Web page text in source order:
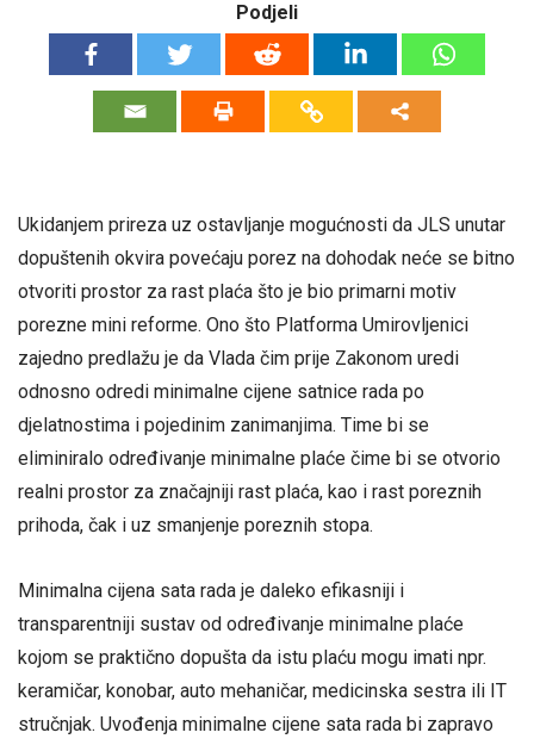
Podjeli
Ukidanjem prireza uz ostavljanje mogućnosti da JLS unutar
dopuštenih okvira povećaju porez na dohodak neće se bitno
otvoriti prostor za rast plaća što je bio primarni motiv
porezne mini reforme. Ono što Platforma Umirovljenici
zajedno predlažu je da Vlada čim prije Zakonom uredi
odnosno odredi minimalne cijene satnice rada po
djelatnostima i pojedinim zanimanjima. Time bi se
eliminiralo određivanje minimalne plaće čime bi se otvorio
realni prostor za značajniji rast plaća, kao i rast poreznih
prihoda, čak i uz smanjenje poreznih stopa.
Minimalna cijena sata rada je daleko efikasniji i
transparentniji sustav od određivanje minimalne plaće
kojom se praktično dopušta da istu plaću mogu imati npr.
keramičar, konobar, auto mehaničar, medicinska sestra ili IT
stručnjak. Uvođenja minimalne cijene sata rada bi zapravo